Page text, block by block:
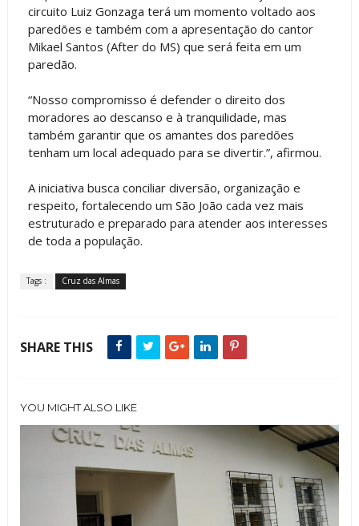
circuito Luiz Gonzaga terá um momento voltado aos
paredões e também com a apresentação do cantor
Mikael Santos (After do MS) que será feita em um
paredão.
“Nosso compromisso é defender o direito dos
moradores ao descanso e à tranquilidade, mas
também garantir que os amantes dos paredões
tenham um local adequado para se divertir.”, afirmou.
A iniciativa busca conciliar diversão, organização e
respeito, fortalecendo um São João cada vez mais
estruturado e preparado para atender aos interesses
de toda a população.
Tags : Cruz das Almas
SHARE THIS
YOU MIGHT ALSO LIKE